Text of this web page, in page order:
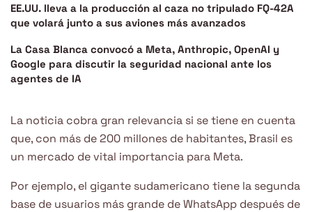
EE.UU. lleva a la producción al caza no tripulado FQ-42A
que volará junto a sus aviones más avanzados
La Casa Blanca convocó a Meta, Anthropic, OpenAI y
Google para discutir la seguridad nacional ante los
agentes de IA
La noticia cobra gran relevancia si se tiene en cuenta
que, con más de 200 millones de habitantes, Brasil es
un mercado de vital importancia para Meta.
Por ejemplo, el gigante sudamericano tiene la segunda
base de usuarios más grande de WhatsApp después de